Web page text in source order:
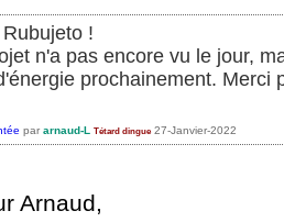
!
n'a pas encore vu le jour,
prochainement. Merci
par arnaud-L Tétard dingue 27-Janvier-2022
Arnaud,